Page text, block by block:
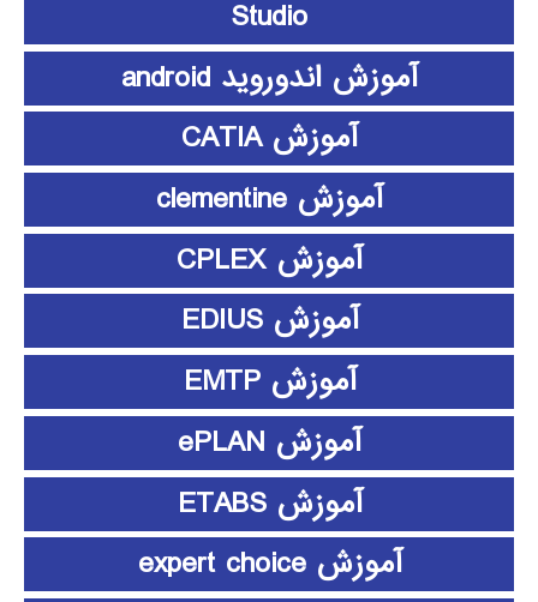
Studio
آموزش اندوروید android
آموزش CATIA
آموزش clementine
آموزش CPLEX
آموزش EDIUS
آموزش EMTP
آموزش ePLAN
آموزش ETABS
آموزش expert choice